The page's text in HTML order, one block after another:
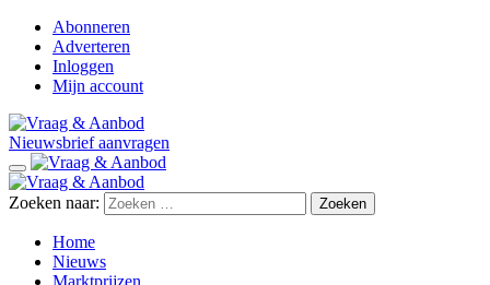
Abonneren
Adverteren
Inloggen
Mijn account
Nieuwsbrief aanvragen
Zoeken naar:
Home
Nieuws
Marktprijzen